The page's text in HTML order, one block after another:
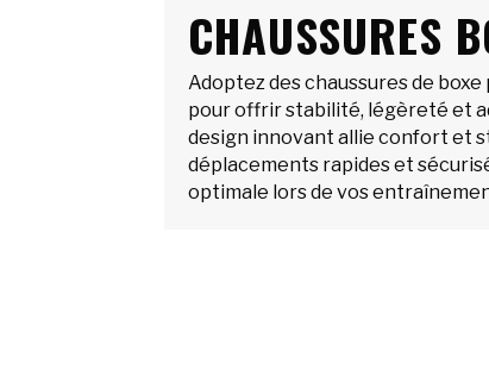
CHAUSSURES
Adoptez des chaussures de
pour offrir stabilité, légèreté et
design innovant allie confort et
déplacements rapides et
optimale lors de vos